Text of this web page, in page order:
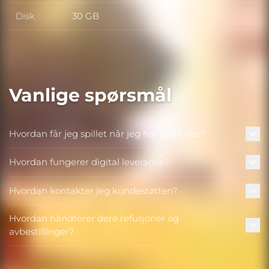
Disk Disk
30 GB
Vanlige spørsmål
Hvordan får jeg spillet når jeg har kjøpt det?
Hvordan fungerer digital leveranse?
Hvordan kontakter jeg kundestøtten?
Hvordan håndterer dere refusjoner og
avbestillinger?